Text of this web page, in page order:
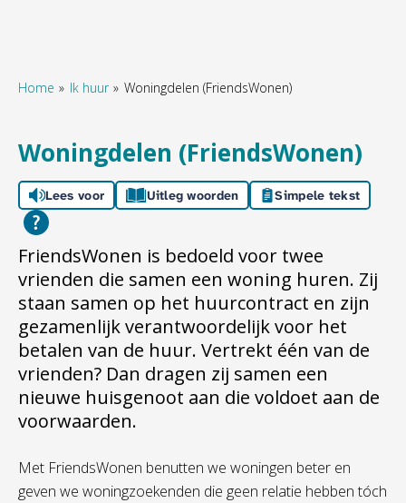
Naar hoofdinhoud
Naar hoofdnavigatiemenu
Naar zoeken
Home Ik huur Woningdelen (FriendsWonen)
Woningdelen (FriendsWonen)
Lees voor Uitleg woorden Simpele tekst
FriendsWonen is bedoeld voor twee
vrienden die samen een woning huren. Zij
staan samen op het huurcontract en zijn
gezamenlijk verantwoordelijk voor het
betalen van de huur. Vertrekt één van de
vrienden? Dan dragen zij samen een
nieuwe huisgenoot aan die voldoet aan de
voorwaarden.
Met FriendsWonen benutten we woningen beter en
geven we woningzoekenden die geen relatie hebben tóch